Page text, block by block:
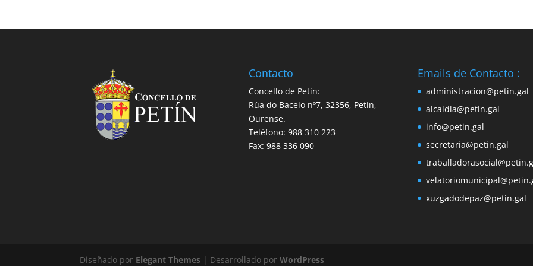
Contacto
Concello de Petín:
Rúa do Bacelo nº7, 32356, Petín,
Ourense.
Teléfono: 988 310 223
Fax: 988 336 090
Emails de Contacto :
administracion@petin.gal
alcaldia@petin.gal
info@petin.gal
secretaria@petin.gal
xuzgadodepaz@petin.gal
Diseñado por Elegant Themes | Desarrollado porWordPress